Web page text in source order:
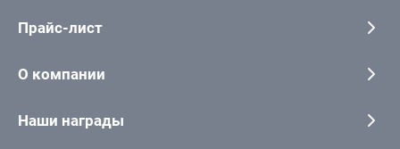
Прайс-лист
О компании
Наши награды